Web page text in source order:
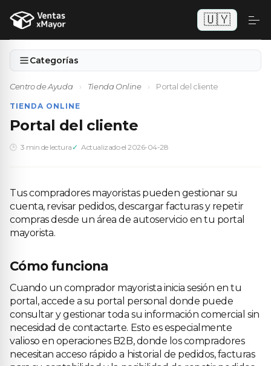
🇺🇾
Categorías
Centro de Ayuda › Tienda Online › Portal del cliente
TIENDA ONLINE
Portal del cliente
3 min de lectura Actualizado el 2026-04-28
Tus compradores mayoristas pueden gestionar su
cuenta, revisar pedidos, descargar facturas y repetir
compras desde un área de autoservicio en tu portal
mayorista.
Cómo funciona
Cuando un comprador mayorista inicia sesión en tu
portal, accede a su portal personal donde puede
consultar y gestionar toda su información comercial sin
necesidad de contactarte. Esto es especialmente
valioso en operaciones B2B, donde los compradores
necesitan acceso rápido a historial de pedidos, facturas